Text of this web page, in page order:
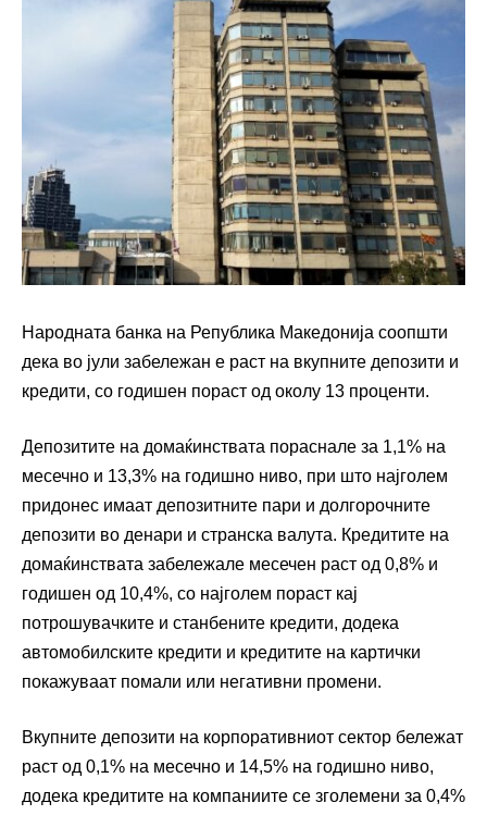
Народната банка на Република Македонија соопшти
дека во јули забележан е раст на вкупните депозити и
кредити, со годишен пораст од околу 13 проценти.
Депозитите на домаќинствата пораснале за 1,1% на
месечно и 13,3% на годишно ниво, при што најголем
придонес имаат депозитните пари и долгорочните
депозити во денари и странска валута. Кредитите на
домаќинствата забележале месечен раст од 0,8% и
годишен од 10,4%, со најголем пораст кај
потрошувачките и станбените кредити, додека
автомобилските кредити и кредитите на картички
покажуваат помали или негативни промени.
Вкупните депозити на корпоративниот сектор бележат
раст од 0,1% на месечно и 14,5% на годишно ниво,
додека кредитите на компаниите се зголемени за 0,4%